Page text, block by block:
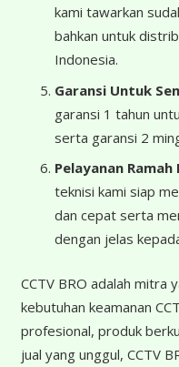
kami tawarkan
bahkan untuk
Indonesia.
Garansi Untuk
garansi 1 tahun
serta garansi 2
Pelayanan
teknisi kami siap
dan cepat serta
dengan jelas
CCTV BRO adalah mitra
kebutuhan keamanan
profesional, produk
jual yang unggul, CCTV